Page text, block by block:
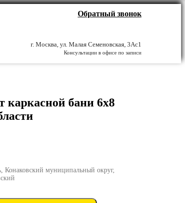
Обратный звонок
г. Москва, ул. Малая Семеновская, 3Ас1
Консультации в офисе по записи
бани 6х8
Конаковский муниципальный округ,